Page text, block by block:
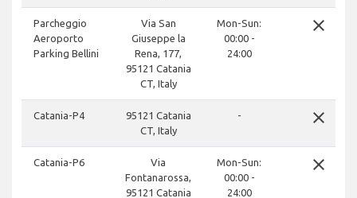
Parcheggio
Aeroporto
Parking Bellini
Via San
Giuseppe la
Rena, 177,
95121 Catania
CT, Italy
Mon-Sun:
00:00 -
24:00
close
Catania-P4
95121 Catania
CT, Italy
- close
Catania-P6
Via
Fontanarossa,
95121 Catania
Mon-Sun:
00:00 -
24:00
close